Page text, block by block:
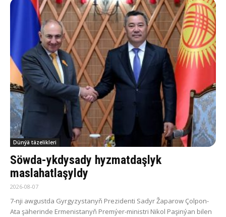
Dünýä täzelikleri
Söwda-ykdysady hyzmatdaşlyk
maslahatlaşyldy
2026-08-07
7-nji awgustda Gyrgyzystanyň Prezidenti Sadyr Žaparow Çolpon-
Ata şäherinde Ermenistanyň Premýer-ministri Nikol Paşinýan bilen